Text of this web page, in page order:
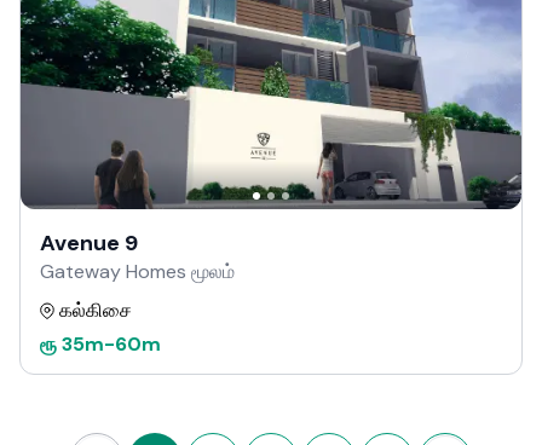
Avenue 9
Gateway Homes மூலம்
கல்கிசை
ரூ35m-60m